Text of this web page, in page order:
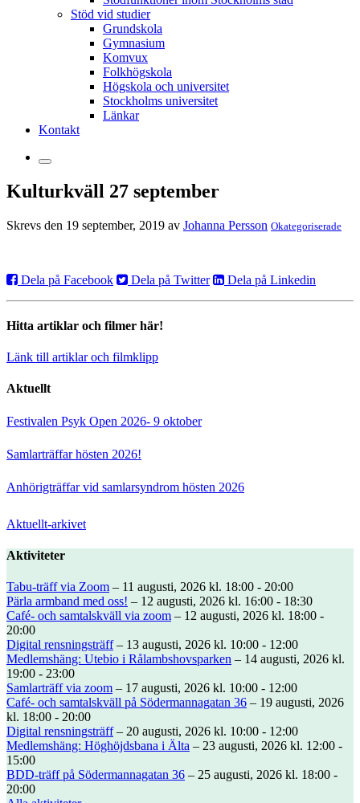
Stöd vid studier
Grundskola
Gymnasium
Komvux
Folkhögskola
Högskola och universitet
Stockholms universitet
Länkar
Kontakt
Kulturkväll 27 september
Skrevs den 19 september, 2019 av Johanna Persson Okategoriserade
Dela på Facebook Dela på Twitter Dela på Linkedin
Hitta artiklar och filmer här!
Länk till artiklar och filmklipp
Aktuellt
Festivalen Psyk Open 2026- 9 oktober
Samlarträffar hösten 2026!
Anhörigträffar vid samlarsyndrom hösten 2026
Aktuellt-arkivet
Aktiviteter
Tabu-träff via Zoom – 11 augusti, 2026 kl. 18:00 - 20:00
Pärla armband med oss! – 12 augusti, 2026 kl. 16:00 - 18:30
Café- och samtalskväll via zoom – 12 augusti, 2026 kl. 18:00 -
20:00
Digital rensningsträff– 13 augusti, 2026 kl. 10:00 - 12:00
Medlemshäng: Utebio i Rålambshovsparken – 14 augusti, 2026 kl.
19:00 - 23:00
Samlarträff via zoom – 17 augusti, 2026 kl. 10:00 - 12:00
Café- och samtalskväll på Södermannagatan 36 – 19 augusti, 2026
kl. 18:00 - 20:00
Digital rensningsträff– 20 augusti, 2026 kl. 10:00 - 12:00
Medlemshäng: Höghöjdsbana i Älta – 23 augusti, 2026 kl. 12:00 -
15:00
BDD-träff på Södermannagatan 36 – 25 augusti, 2026 kl. 18:00 -
20:00